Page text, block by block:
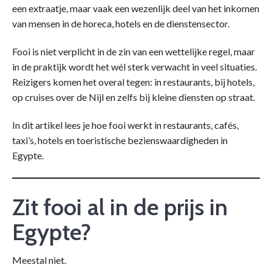
een extraatje, maar vaak een wezenlijk deel van het inkomen
van mensen in de horeca, hotels en de dienstensector.
Fooi is niet verplicht in de zin van een wettelijke regel, maar
in de praktijk wordt het wél sterk verwacht in veel situaties.
Reizigers komen het overal tegen: in restaurants, bij hotels,
op cruises over de Nijl en zelfs bij kleine diensten op straat.
In dit artikel lees je hoe fooi werkt in restaurants, cafés,
taxi’s, hotels en toeristische bezienswaardigheden in
Egypte.
Zit fooi al in de prijs in
Egypte?
Meestal niet.